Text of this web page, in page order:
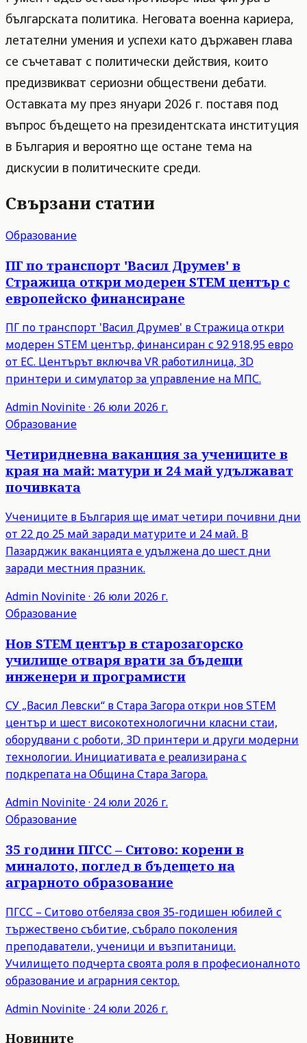
българската политика. Неговата военна кариера,
летателни умения и успехи като държавен глава
се съчетават с политически действия, които
предизвикват сериозни обществени дебати.
Оставката му през януари 2026 г. поставя под
въпрос бъдещето на президентската институция
в България и вероятно ще остане тема на
дискусии в политическите среди.
Свързани статии
Образование
ПГ по транспорт 'Васил Друмев' в
Стражица откри модерен STEM център с
европейско финансиране
ПГ по транспорт 'Васил Друмев' в Стражица откри
модерен STEM център, финансиран с 92 918,95 евро
от ЕС. Центърът включва VR работилница, 3D
принтери и симулатор за управление на МПС.
Admin Novinite· 26 юли 2026 г.
Образование
Четиридневна ваканция за учениците в
края на май: матури и 24 май удължават
почивката
Учениците в България ще имат четири почивни дни
от 22 до 25 май заради матурите и 24 май. В
Пазарджик ваканцията е удължена до шест дни
заради местния празник.
Admin Novinite· 26 юли 2026 г.
Образование
Нов STEM център в старозагорско
училище отваря врати за бъдещи
инженери и програмисти
СУ „Васил Левски“ в Стара Загора откри нов STEM
център и шест високотехнологични класни стаи,
оборудвани с роботи, 3D принтери и други модерни
технологии. Инициативата е реализирана с
подкрепата на Община Стара Загора.
Admin Novinite· 24 юли 2026 г.
Образование
35 години ПГСС – Ситово: корени в
миналото, поглед в бъдещето на
аграрното образование
ПГСС – Ситово отбеляза своя 35-годишен юбилей с
тържествено събитие, събрало поколения
преподаватели, ученици и възпитаници.
Училището подчерта своята роля в професионалното
образование и аграрния сектор.
Admin Novinite· 24 юли 2026 г.
Новините